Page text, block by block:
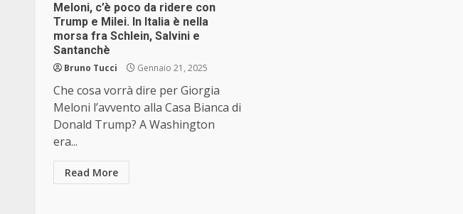
Meloni, c’è poco da ridere con
Trump e Milei. In Italia è nella
morsa fra Schlein, Salvini e
Santanchè
Bruno Tucci Gennaio 21, 2025
Che cosa vorrà dire per Giorgia
Meloni l’avvento alla Casa Bianca di
Donald Trump? A Washington
era...
Read More